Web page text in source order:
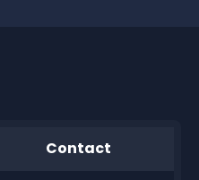
Contact